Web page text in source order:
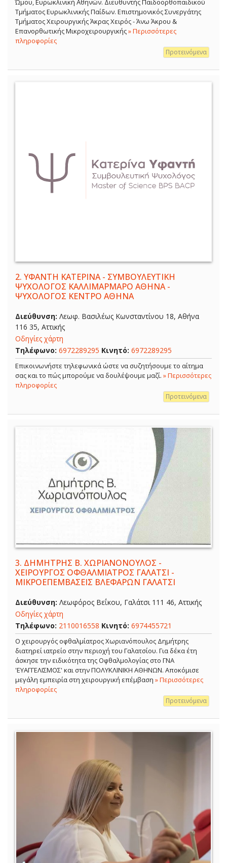
Ώμου, Ευρωκλινική Αθηνών. Διευθυντής Παιδοορθοπαιδικού
Τμήματος Ευρωκλινικής Παίδων. Επιστημονικός Συνεργάτης
Τμήματος Χειρουργικής Άκρας Χειρός - Άνω Άκρου &
Επανορθωτικής Μικροχειρουργικής» Περισσότερες
πληροφορίες
Προτεινόμενα
2. ΥΦΑΝΤΗ ΚΑΤΕΡΙΝΑ - ΣΥΜΒΟΥΛΕΥΤΙΚΗ
ΨΥΧΟΛΟΓΟΣ ΚΑΛΛΙΜΑΡΜΑΡΟ ΑΘΗΝΑ -
ΨΥΧΟΛΟΓΟΣ ΚΕΝΤΡΟ ΑΘΗΝΑ
Διεύθυνση: Λεωφ. Βασιλέως Κωνσταντίνου 18, Αθήνα
116 35, Αττικής
Οδηγίες χάρτη
Τηλέφωνο: 6972289295 Κινητό: 6972289295
Επικοινωνήστε τηλεφωνικά ώστε να συζητήσουμε το αίτημα
σας και το πώς μπορούμε να δουλέψουμε μαζί. » Περισσότερες
πληροφορίες
Προτεινόμενα
3. ΔΗΜΗΤΡΗΣ Β. ΧΩΡΙΑΝΟΝΟΥΛΟΣ -
ΧΕΙΡΟΥΡΓΟΣ ΟΦΘΑΛΜΙΑΤΡΟΣ ΓΑΛΑΤΣΙ -
ΜΙΚΡΟΕΠΕΜΒΑΣΕΙΣ ΒΛΕΦΑΡΩΝ ΓΑΛΑΤΣΙ
Διεύθυνση: Λεωφόρος Βεΐκου, Γαλάτσι 111 46, Αττικής
Οδηγίες χάρτη
Τηλέφωνο: 2110016558 Κινητό: 6974455721
Ο χειρουργός οφθαλμίατρος Χωριανόπουλος Δημήτρης
διατηρεί ιατρείο στην περιοχή του Γαλατσίου. Για δέκα έτη
άσκησε την ειδικότητα της Οφθαλμολογίας στο ΓΝΑ
'ΕΥΑΓΓΕΛΙΣΜΟΣ' και στην ΠΟΛΥΚΛΙΝΙΚΗ ΑΘΗΝΩΝ. Αποκόμισε
μεγάλη εμπειρία στη χειρουργική επέμβαση » Περισσότερες
πληροφορίες
Προτεινόμενα